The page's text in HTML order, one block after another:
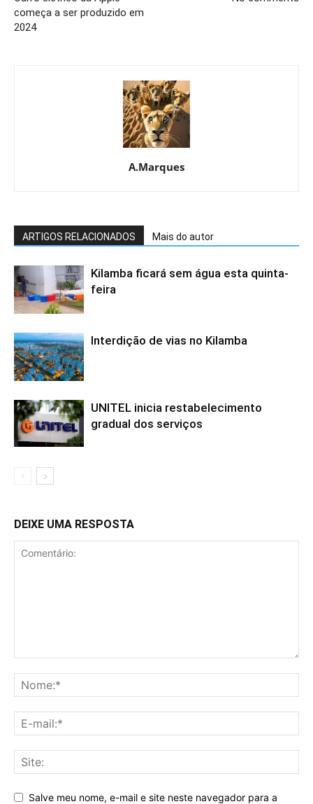
começa a ser produzido em
2024
A.Marques
ARTIGOS RELACIONADOS Mais do autor
Kilamba ficará sem água esta quinta-
feira
Interdição de vias no Kilamba
UNITEL inicia restabelecimento
gradual dos serviços
DEIXE UMA RESPOSTA
Salve meu nome, e-mail e site neste navegador para a